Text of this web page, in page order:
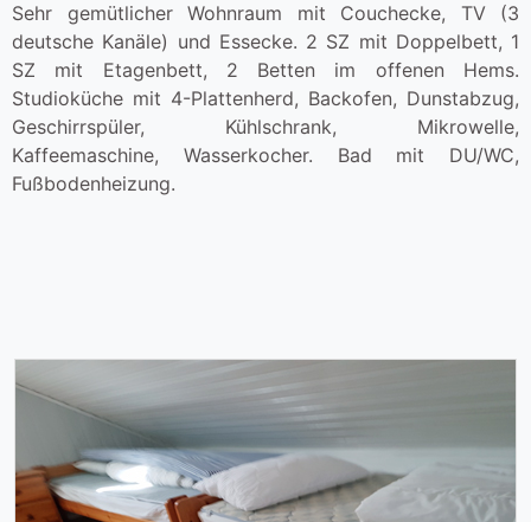
Sehr gemütlicher Wohnraum mit Couchecke, TV (3
deutsche Kanäle) und Essecke. 2 SZ mit Doppelbett, 1
SZ mit Etagenbett, 2 Betten im offenen Hems.
Studioküche mit 4-Plattenherd, Backofen, Dunstabzug,
Geschirrspüler, Kühlschrank, Mikrowelle,
Kaffeemaschine, Wasserkocher. Bad mit DU/WC,
Fußbodenheizung.